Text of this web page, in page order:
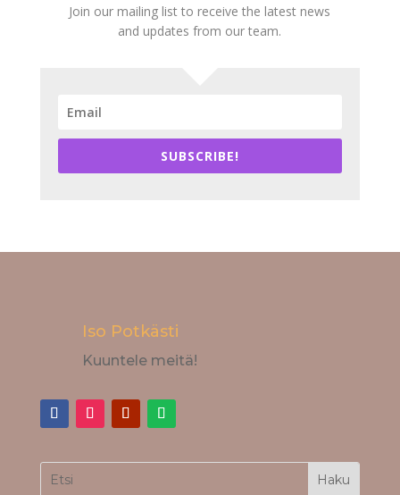
Join our mailing list to receive the latest news
and updates from our team.
SUBSCRIBE!
Iso Potkästi
Kuuntele meitä!